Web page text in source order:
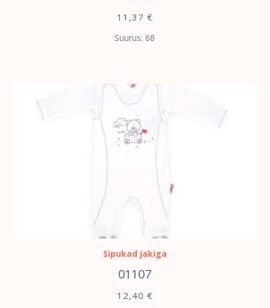
11,37 €
Suurus: 68
Sipukad jakiga
01107
12,40 €